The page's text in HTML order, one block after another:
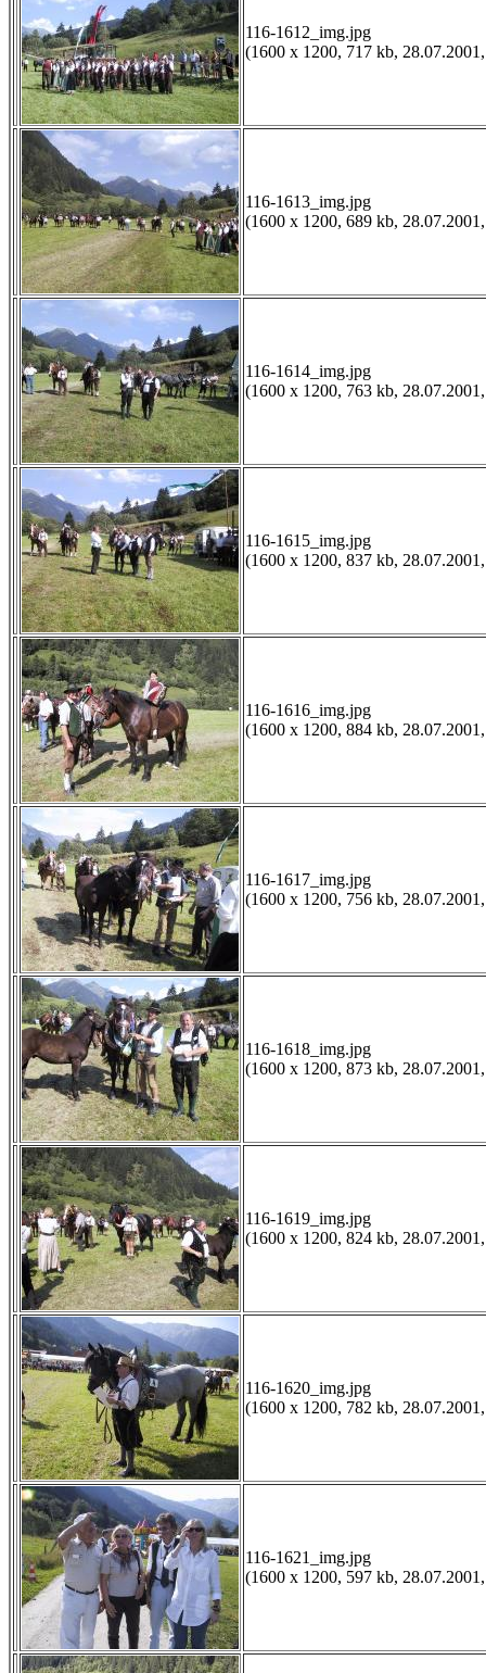
116-1612_img.jpg
(1600 x 1200, 717 kb,
116-1613_img.jpg
(1600 x 1200, 689 kb,
116-1614_img.jpg
(1600 x 1200, 763 kb,
116-1615_img.jpg
(1600 x 1200, 837 kb,
116-1616_img.jpg
(1600 x 1200, 884 kb,
116-1617_img.jpg
(1600 x 1200, 756 kb,
116-1618_img.jpg
(1600 x 1200, 873 kb,
116-1619_img.jpg
(1600 x 1200, 824 kb,
116-1620_img.jpg
(1600 x 1200, 782 kb,
116-1621_img.jpg
(1600 x 1200, 597 kb,